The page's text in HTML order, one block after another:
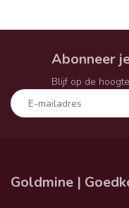
Abonneer
Blijf op de
Goldmine |